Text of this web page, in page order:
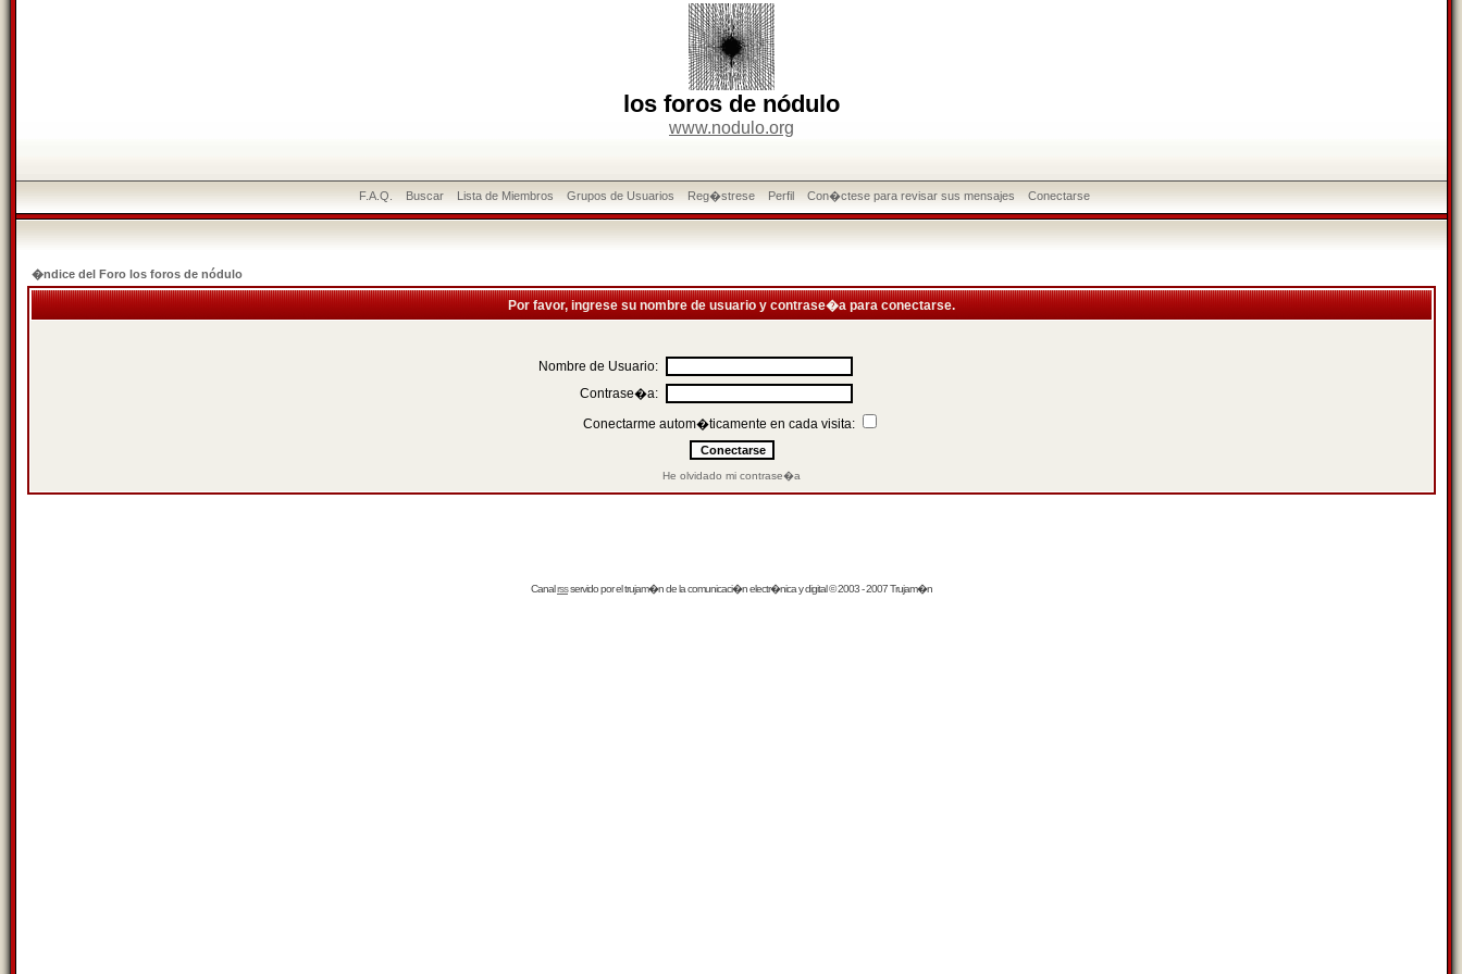
los foros de nódulo
www.nodulo.org
F.A.Q. Buscar Lista de Miembros Grupos de Usuarios Reg�strese Perfil Con�ctese para revisar sus mensajes Conectarse
�ndice del Foro los foros de nódulo
Por favor, ingrese su nombre de usuario y contrase�a para conectarse.
Nombre de Usuario:
Contrase�a:
Conectarme autom�ticamente en cada visita:
He olvidado mi contrase�a
Canalrssservido por eltrujam�nde la comunicaci�n electr�nica y digital © 2003 - 2007 Trujam�n